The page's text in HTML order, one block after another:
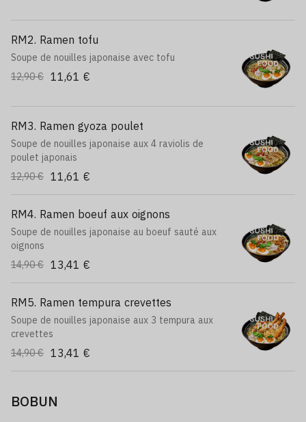
RM2. Ramen tofu
Soupe de nouilles japonaise avec tofu
12,90 € 11,61 €
RM3. Ramen gyoza poulet
Soupe de nouilles japonaise aux 4 raviolis de
poulet japonais
12,90 € 11,61 €
RM4. Ramen boeuf aux oignons
Soupe de nouilles japonaise au boeuf sauté aux
oignons
14,90 € 13,41 €
RM5. Ramen tempura crevettes
Soupe de nouilles japonaise aux 3 tempura aux
crevettes
14,90 € 13,41 €
BOBUN